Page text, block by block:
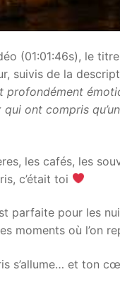
(01:01:46s), le
suivis de la
profondément
ont compris
les cafés, les
c’était toi
parfaite pour les
moments où l’on
s’allume… et ton